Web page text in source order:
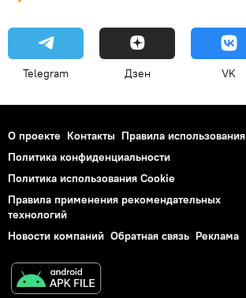
Telegram Дзен VK
О проекте Контакты Правила использования
Политика конфиденциальности
Политика использования Cookie
Правила применения рекомендательных
технологий
Новости компаний Обратная связь Реклама